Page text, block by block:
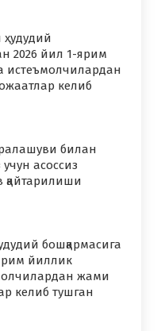
2026 йил 1-ярим
истеъмолчилардан
келиб
билан
асоссиз
қайтарилиши
бошқармасига
йиллик
жами
келиб тушган